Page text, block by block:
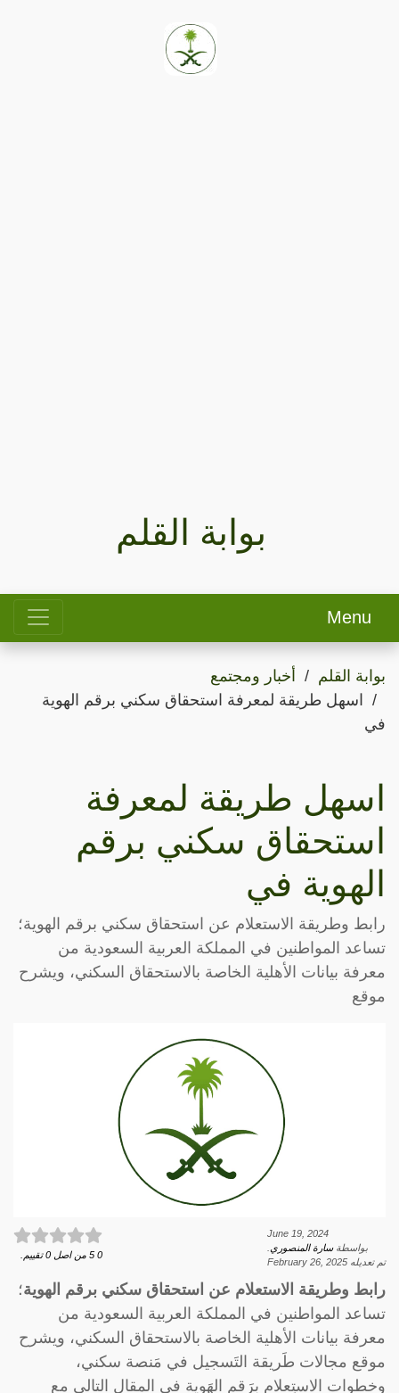
بوابة القلم
Menu
بوابة القلم
أخبار ومجتمع
اسهل طريقة لمعرفة استحقاق سكني برقم الهوية
في
اسهل طريقة لمعرفة
استحقاق سكني برقم
الهوية في
رابط وطريقة الاستعلام عن استحقاق سكني برقم الهوية؛
تساعد المواطنين في المملكة العربية السعودية من
معرفة بيانات الأهلية الخاصة بالاستحقاق السكني، ويشرح
موقع
June 19, 2024
بواسطةسارة المنصوري
تم تعديله February 26, 2025
0
5 من اصل 0 تقييم.
رابط وطريقة الاستعلام عن استحقاق سكني برقم الهوية؛
تساعد المواطنين في المملكة العربية السعودية من
معرفة بيانات الأهلية الخاصة بالاستحقاق السكني، ويشرح
موقع مجالات طَريقة التَسجيل في مَنصة سكني،
وخطوات الاستِعلام برَقم الهَوية في المقال التالي مع